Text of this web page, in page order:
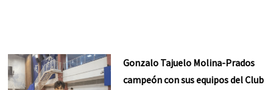
Gonzalo Tajuelo Molina-Prados
campeón con sus equipos del Club